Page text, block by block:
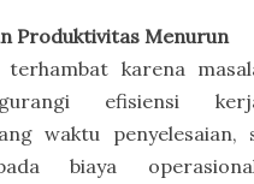
Produktivitas Menurun
terhambat karena
efisiensi
waktu penyelesaian,
biaya